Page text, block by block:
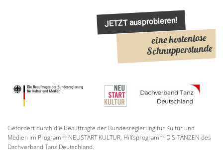
JETZT ausprobieren!
eine kostenlose
Schnupperstunde
Gefördert durch die Beauftragte der Bundesregierung für Kultur und
Medien im Programm NEUSTART KULTUR, Hilfsprogramm DIS-TANZEN des
Dachverband Tanz Deutschland.